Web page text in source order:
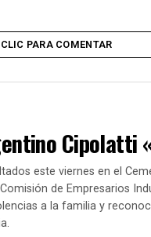
Lugones
CLIC PARA COMENTAR
Cipolatti
este viernes en el
de Empresarios
a la familia y